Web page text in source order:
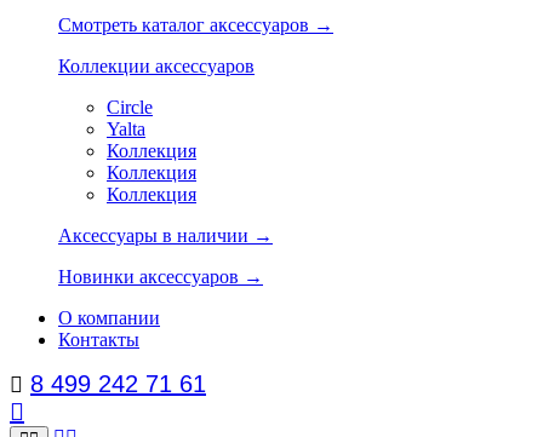
Смотреть каталог аксессуаров →
Коллекции аксессуаров
Circle
Yalta
Коллекция
Коллекция
Коллекция
Аксессуары в наличии →
Новинки аксессуаров →
О компании
Контакты
8 499 242 71 61